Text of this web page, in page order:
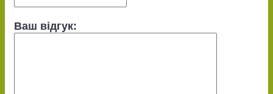
Ваш відгук: